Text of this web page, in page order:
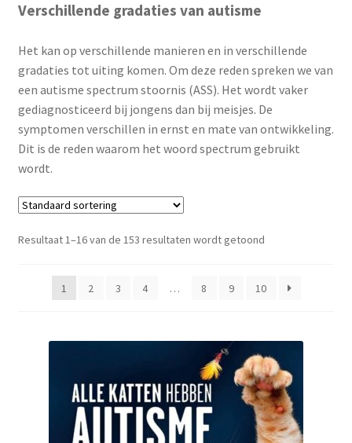
Verschillende gradaties van autisme
Het kan op verschillende manieren en in verschillende
gradaties tot uiting komen. Om deze reden spreken we van
een autisme spectrum stoornis (ASS). Het wordt vaker
gediagnosticeerd bij jongens dan bij meisjes. De
symptomen verschillen in ernst en mate van ontwikkeling.
Dit is de reden waarom het woord spectrum gebruikt
wordt.
Resultaat 1–16 van de 153 resultaten wordt getoond
1 2 3 4 … 8 9 10